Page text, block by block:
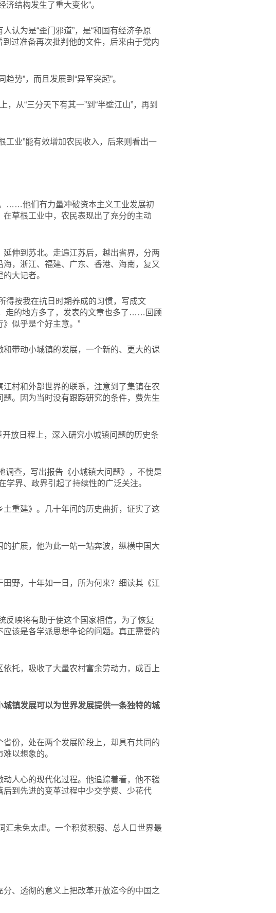
结构发生了重大变化”。
认为是“歪门邪道”，是“和国有经济争原
过准备再次批判他的文件，后来由于党内
势”，而且发展到“异军突起”。
，从“三分天下有其一”到“半壁江山”，再到
工业”能有效增加农民收入，后来则看出一
……他们有力量冲破资本主义工业发展初
草根工业中，农民表现出了充分的主动
伸到苏北。走遍江苏后，越出省界，分两
，浙江、福建、广东、香港、海南，复又
大记者。
得按我在抗日时期养成的习惯，写成文
走的地方多了，发表的文章也多了……回顾
似乎是个好主意。”
带动小城镇的发展，一个新的、更大的课
村和外部世界的联系，注意到了集镇在农
。因为当时没有跟踪研究的条件，费先生
放日程上，深入研究小城镇问题的历史条
调查，写出报告《小城镇大问题》，不愧是
界、政界引起了持续性的广泛关注。
重建》。几十年间的历史曲折，证实了这
扩展，他为此一站一站奔波，纵横中国大
野，十年如一日，所为何来？细读其《江
映将有助于使这个国家相信，为了恢复
该是各学派思想争论的问题。真正需要的
托，吸收了大量农村富余劳动力，成百上
城镇发展可以为世界发展提供一条独特的城
份，处在两个发展阶段上，却具有共同的
以想象的。
人心的现代化过程。他追踪着看，他不辍
到先进的变革过程中少交学费、少花代
汇未免太虚。一个积贫积弱、总人口世界最
、透彻的意义上把改革开放迄今的中国之